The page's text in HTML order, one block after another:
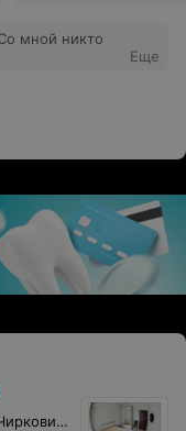
Еще
Гомельская обл. Светлогорский р-н аг. Чирковичи